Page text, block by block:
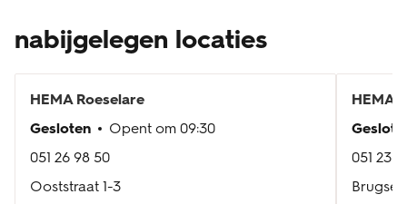
nabijgelegen locaties
HEMA Roeselare
Gesloten
Opent om 09:30
051 26 98 50
Ooststraat 1-3
HEMA
051 23